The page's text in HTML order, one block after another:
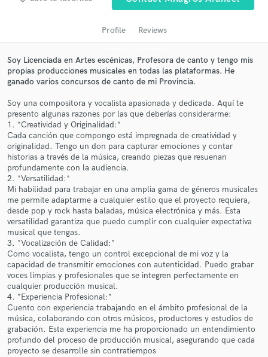
Profile Reviews
Soy Licenciada en Artes escénicas, Profesora de canto y tengo mis
propias producciones musicales en todas las plataformas. He
ganado varios concursos de canto de mi Provincia.
Soy una compositora y vocalista apasionada y dedicada. Aquí te
presento algunas razones por las que deberías considerarme:
1. *Creatividad y Originalidad:*
Cada canción que compongo está impregnada de creatividad y
originalidad. Tengo un don para capturar emociones y contar
historias a través de la música, creando piezas que resuenan
profundamente con la audiencia.
2. *Versatilidad:*
Mi habilidad para trabajar en una amplia gama de géneros musicales
me permite adaptarme a cualquier estilo que el proyecto requiera,
desde pop y rock hasta baladas, música electrónica y más. Esta
versatilidad garantiza que puedo cumplir con cualquier expectativa
musical que tengas.
3. *Vocalización de Calidad:*
Como vocalista, tengo un control excepcional de mi voz y la
capacidad de transmitir emociones con autenticidad. Puedo grabar
voces limpias y profesionales que se integren perfectamente en
cualquier producción musical.
4. *Experiencia Profesional:*
Cuento con experiencia trabajando en el ámbito profesional de la
música, colaborando con otros músicos, productores y estudios de
grabación. Esta experiencia me ha proporcionado un entendimiento
profundo del proceso de producción musical, asegurando que cada
proyecto se desarrolle sin contratiempos
audio samples and verified reviews of top pros.
Get Free Proposals
Contact pros directly with your project details
and receive handcrafted proposals and budgets
in a flash.
Make Amazing Music
Fund and work on your project through our